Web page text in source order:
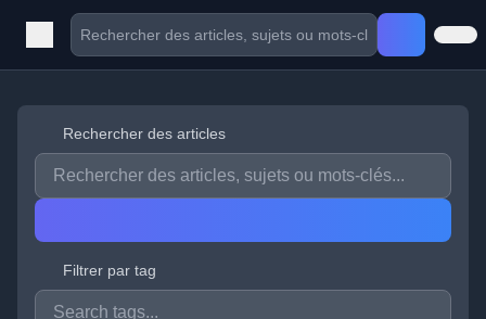
Rechercher des articles
Filtrer par tag